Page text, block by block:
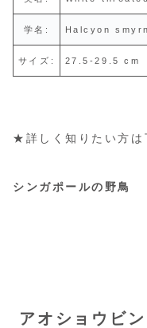
学名: Halcyon
サイズ: 27.5-29.5 cm
★詳しく知りたい方は
シンガポールの野鳥
アオショウビ